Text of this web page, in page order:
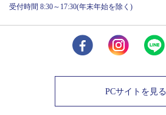
受付時間 8:30～17:30(年末年始を除く)
PCサイトを見る